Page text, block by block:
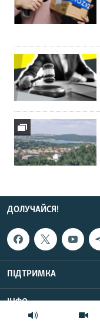
ДОЛУЧАЙСЯ!
ПІДТРИМКА
ІНФО